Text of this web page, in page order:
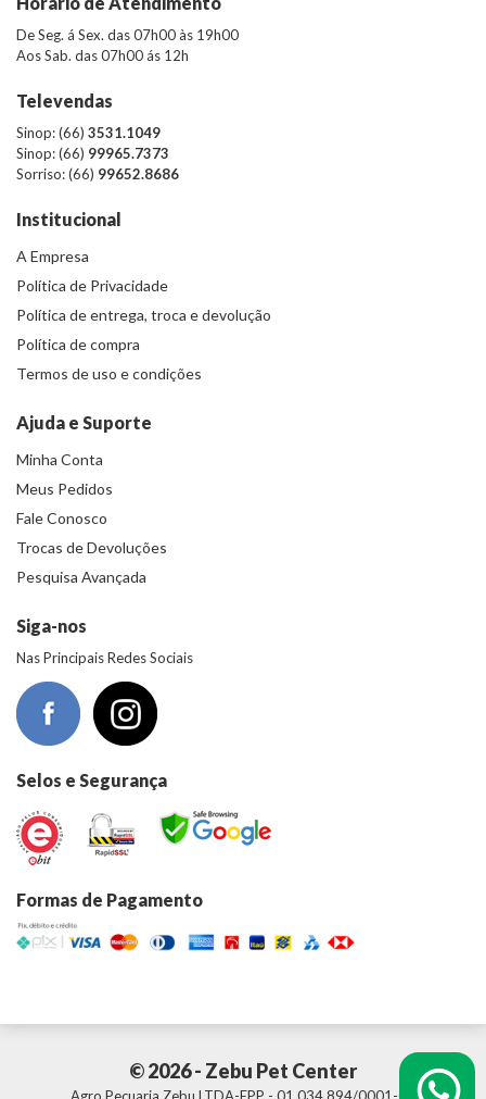
De Seg. á Sex. das 07h00 às 19h00
Aos Sab. das 07h00 ás 12h
Televendas
Sinop: (66) 3531.1049
Sinop: (66) 99965.7373
Sorriso: (66) 99652.8686
Institucional
A Empresa
Política de Privacidade
Política de entrega, troca e devolução
Política de compra
Termos de uso e condições
Ajuda e Suporte
Minha Conta
Meus Pedidos
Fale Conosco
Trocas de Devoluções
Pesquisa Avançada
Siga-nos
Nas Principais Redes Sociais
Selos e Segurança
Formas de Pagamento
© 2026 - Zebu Pet Center